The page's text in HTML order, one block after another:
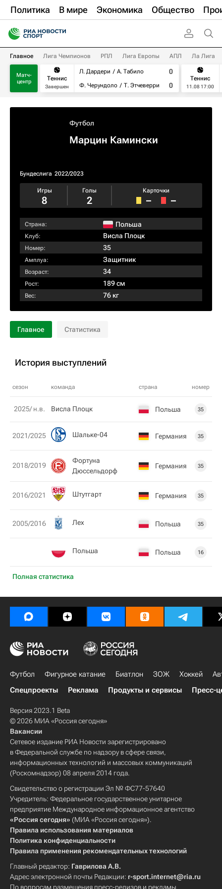
Политика В мире Экономика Общество
Главное Лига Чемпионов РПЛ Лига Европы АПЛ Ла Лига
Матч-
центр
Теннис
Завершен
Л. Дардери
А. Табило
Ф. Черундоло
Т. Этчеверри
0
0
Теннис
11.08 17:00
Футбол
Марцин Камински
Бундеслига 2022/2023
Игры
8
Голы
2
Карточки
– –
Страна: Польша
Клуб: Висла Плоцк
Номер: 35
Амплуа: Защитник
Возраст: 34
Рост: 189 см
Вес: 76 кг
Главное Статистика
История выступлений
сезон команда страна номер
Полная статистика
2025/ н.в. Висла Плоцк Польша 35
2021/2025 Шальке-04 Германия 35
2018/2019
Фортуна
Дюссельдорф
Германия 35
2016/2021 Штутгарт Германия 35
2005/2016 Лех Польша 35
Польша Польша 16
Футбол Фигурное катание Биатлон ЗОЖ Хоккей
Спецпроекты
Реклама Продукты и сервисы Пресс-
Версия 2023.1 Beta
© 2026 МИА «Россия сегодня»
Вакансии
Сетевое издание РИА Новости зарегистрировано
в Федеральной службе по надзору в сфере связи,
информационных технологий и массовых коммуникаций
(Роскомнадзор) 08 апреля 2014 года.
Свидетельство о регистрации Эл № ФС77-57640
Учредитель: Федеральное государственное унитарное
предприятие Международное информационное агентство
«Россия сегодня» (МИА «Россия сегодня»).
Правила использования материалов
Политика конфиденциальности
Правила применения рекомендательных технологий
Главный редактор: Гаврилова А.В.
Адрес электронной почты Редакции: r-sport.internet@ria.ru
По вопросам размещения пресс-релизов и рекламы